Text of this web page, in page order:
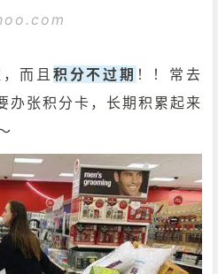
而且积分不过期 ！！常去
张积分卡， 长期积累起来